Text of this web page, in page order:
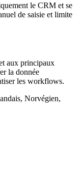
le CRM et se
de saisie et limite
aux principaux
la donnée
les workflows.
Norvégien,